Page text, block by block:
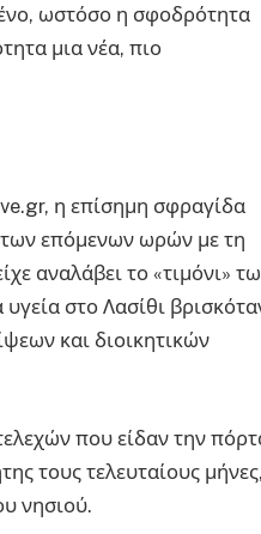
ωστόσο η σφοδρότητα
μια νέα, πιο
η επίσημη σφραγίδα
των επόμενων ωρών με τη
αναλάβει το «τιμόνι»
στο Λασίθι
και διοικητικών
που είδαν την
τους τελευταίους μήνες,
νησιού.